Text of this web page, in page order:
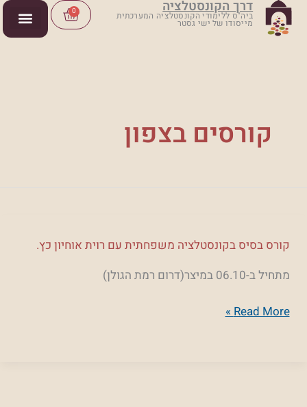
דילוג
לתוכן
דרך הקונסטלציה
ביה"ס ללימודי הקונסטלציה המערכתית
מייסודו של ישי גסטר
0
Cart
קורסים בצפון
קורס בסיס בקונסטלציה משפחתית עם רוית אוחיון כץ.
מתחיל ב-06.10 במיצר(דרום רמת הגולן)
קורס
בקונסטלציה
עם
Read More »